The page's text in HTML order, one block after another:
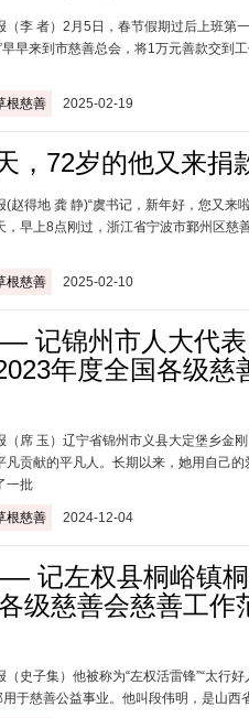
李 者）2月5日，春节假期过后上班第
早早来到市慈善总会，将1万元善款交到
根慈善 2025-02-19
，72岁的他又来捐
得地 龚 静)“虞书记，新年好，您又来
，早上8点刚过，浙江省宁波市鄞州区慈
根慈善 2025-02-10
记锦州市人大代
年度全国各级慈
席 玉）辽宁省锦州市义县大定堡乡金刚
凡贡献的平凡人。长期以来，她用自己
一批
根慈善 2024-12-04
记左权县桐峪镇
级慈善会慈善工作
子集）他被称为“左权活雷锋”“太行好
于慈善公益事业。他叫段伟明，是山西